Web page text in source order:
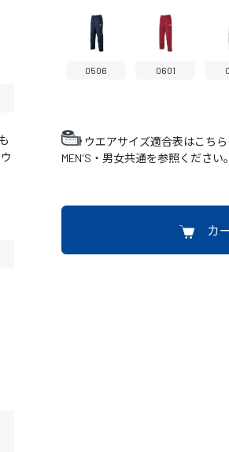
0506 0601
ウエアサイズ適合表はこちら
MEN'S・男女共通を参照ください。
カ